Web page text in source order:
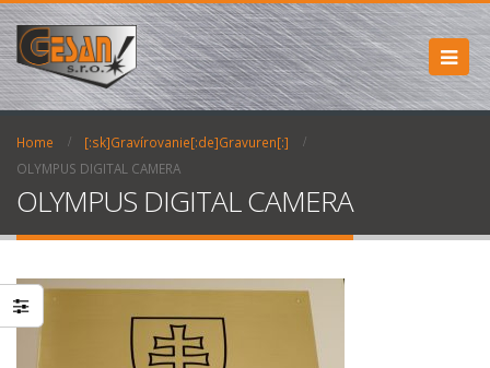
Home
[:sk]Gravírovanie[:de]Gravuren[:]
OLYMPUS DIGITAL CAMERA
OLYMPUS DIGITAL CAMERA